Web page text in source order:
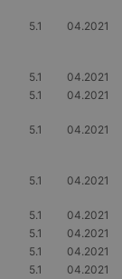
5.1
04.2021
5.1
04.2021
5.1
04.2021
5.1
04.2021
5.1
04.2021
5.1
04.2021
5.1
04.2021
5.1
04.2021
5.1
04.2021